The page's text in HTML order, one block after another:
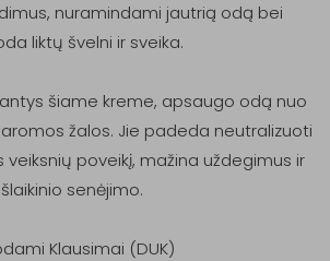
nuramindami jautrią odą bei
liktų švelni ir sveika.
šiame kreme, apsaugo odą nuo
žalos. Jie padeda neutralizuoti
poveikį, mažina uždegimus ir
senėjimo.
Klausimai (DUK)